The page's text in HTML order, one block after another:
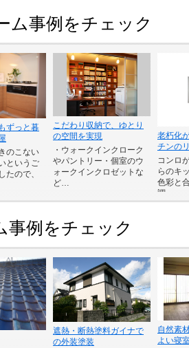
ム事例をチェック
ずっと暮
のこない
というご
たので、
こだわり収納で、ゆとり
の空間を実現
・ウォークインクローク
やパントリー・個室のウ
ォークインクロゼットな
ど…
老朽化
チンの
コンロ
らのキ
色彩と
調…
事例をチェック
遮熱・断熱塗料ガイナで
の外装塗装
自然素
よい寝